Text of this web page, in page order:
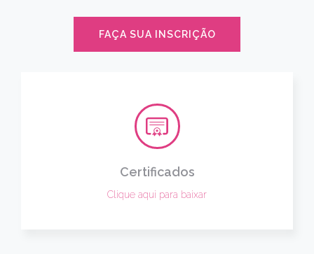
FAÇA SUA INSCRIÇÃO
Certificados
Clique aqui para baixar